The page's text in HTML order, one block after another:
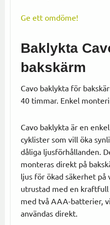
Ge ett omdöme!
Baklykta
bakskärm
Cavo baklykta för
40 timmar. Enkel
Cavo baklykta är en
cyklister som vill öka
dåliga ljusförhållanden.
monteras direkt på
ljus för ökad säkerhet på
utrustad med en kraftfull
med två AAA-batterier,
användas direkt.